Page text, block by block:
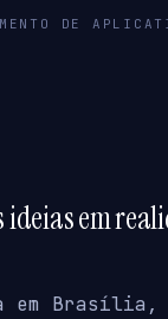
DE
em
em Brasília,